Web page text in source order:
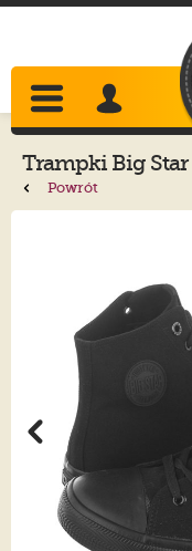
Trampki Big Star
Powrót